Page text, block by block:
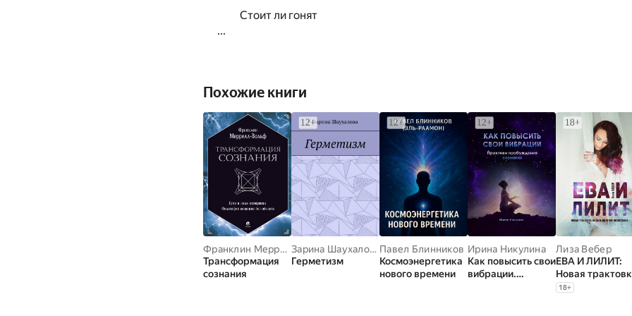
Стоит ли гонят
...
Похожие книги
Франклин Меррел-Вольф
Трансформация
сознания
Зарина Шаухалова
Герметизм
Павел Блинников
Космоэнергетика
нового времени
Ирина Никулина
Как повысить свои
вибрации.
Лиза Вебер
ЕВА И ЛИЛИТ:
Новая
мифа в энергиях
18+